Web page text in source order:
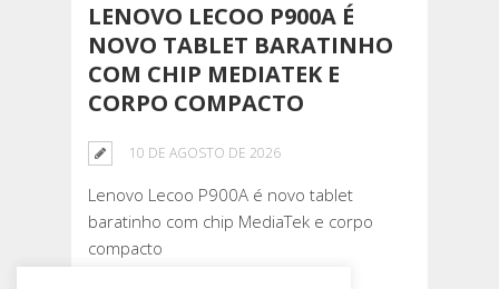
LENOVO LECOO P900A É
NOVO TABLET BARATINHO
COM CHIP MEDIATEK E
CORPO COMPACTO
10 DE AGOSTO DE 2026
Lenovo Lecoo P900A é novo tablet
baratinho com chip MediaTek e corpo
compacto